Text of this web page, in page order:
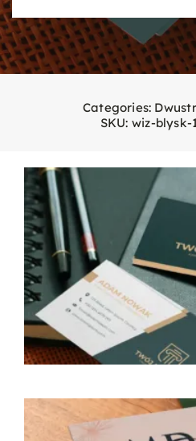
Categories:
SKU: wiz-blysk-